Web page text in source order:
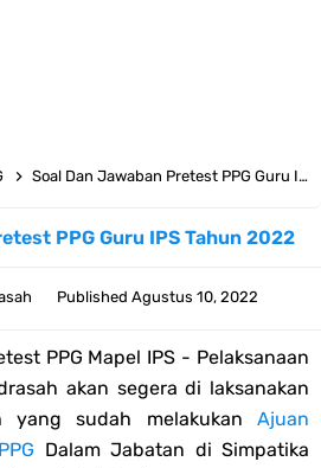
Workspace bagi GTK Madrasah
Soal Dan Jawaban Pretest PPG Guru IPS Tahun 2022
PPG Guru IPS Tahun 2022
Published Agustus 10, 2022
PPG Mapel IPS - Pelaksanaan
akan segera di laksanakan
yang sudah melakukan
Ajuan
Dalam Jabatan di Simpatika